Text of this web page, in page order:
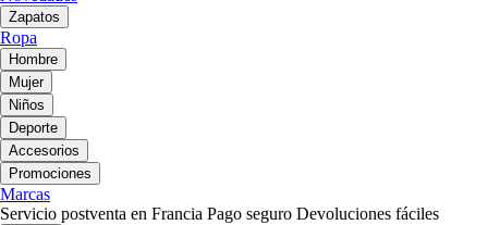
Zapatos
Ropa
Hombre
Mujer
Niños
Deporte
Accesorios
Promociones
Marcas
Servicio postventa en Francia Pago seguro Devoluciones fáciles